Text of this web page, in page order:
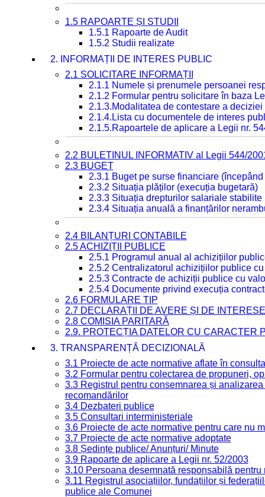
1.5 RAPOARTE ȘI STUDII
1.5.1 Rapoarte de Audit
1.5.2 Studii realizate
2. INFORMAȚII DE INTERES PUBLIC
2.1 SOLICITARE INFORMAȚII
2.1.1 Numele și prenumele persoanei
2.1.2 Formular pentru solicitare în baza
2.1.3.Modalitatea de contestare a
2.1.4.Lista cu documentele de interes
2.1.5.Rapoartele de aplicare a Legii nr.
2.2 BULETINUL INFORMATIV al Legii 544/
2.3 BUGET
2.3.1 Buget pe surse financiare
2.3.2 Situația plăților (execuția bugetară)
2.3.3 Situația drepturilor salariale
2.3.4 Situația anuală a finanțărilor
2.4 BILANȚURI CONTABILE
2.5 ACHIZIȚII PUBLICE
2.5.1 Programul anual al achizițiilor
2.5.2 Centralizatorul achizițiilor publice
2.5.3 Contracte de achiziții publice cu
2.5.4 Documente privind execuția
2.6 FORMULARE TIP
2.7 DECLARAȚII DE AVERE ȘI DE INTERESE
2.8 COMISIA PARITARĂ
2.9. PROTECȚIA DATELOR CU CARACTER
3. TRANSPARENȚĂ DECIZIONALĂ
3.1 Proiecte de acte normative aflate în
3.2 Formular pentru colectarea de propuneri,
3.3 Registrul pentru consemnarea și
recomandărilor
3.4 Dezbateri publice
3.5 Consultari interministeriale
3.6 Proiecte de acte normative pentru care nu
3.7 Proiecte de acte normative adoptate
3.8 Ședințe publice/ Anunțuri/ Minute
3.9 Rapoarte de aplicare a Legii nr. 52/2003
3.10 Persoana desemnată responsabilă
3.11 Registrul asociațiilor, fundațiilor și
publice ale Comunei